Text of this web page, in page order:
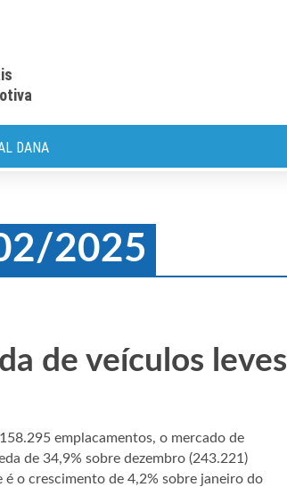
DANA
2025
de veículos leves
emplacamentos, o mercado de
de 34,9% sobre dezembro (243.221)
o crescimento de 4,2% sobre janeiro do